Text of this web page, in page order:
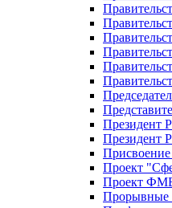
Президент
Президент
Проект
Проект
Прорывные